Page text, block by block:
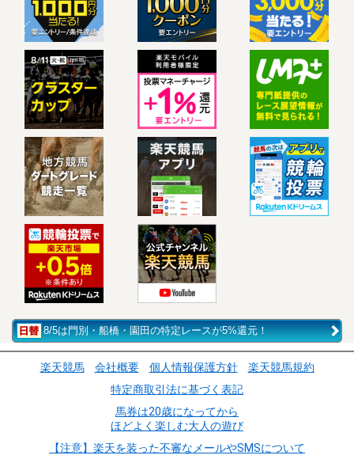
8/5は門別・船橋・園田の特定レースが5%還元！
楽天競馬 会社概要 個人情報保護方針
楽天競馬規約
特定商取引法に基づく表記
馬券は20歳になってから
ほどよく楽しむ大人の遊び
【注意】楽天を装った不審なメールやSMSについて